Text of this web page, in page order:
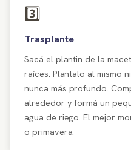
3️⃣
Trasplante
Sacá el plantin de la
raíces. Plantalo al mismo
nunca más profundo.
alrededor y formá un
agua de riego. El mejor
o primavera.